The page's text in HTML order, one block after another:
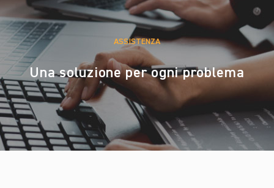
ASSISTENZA
Una soluzione per ogni problema